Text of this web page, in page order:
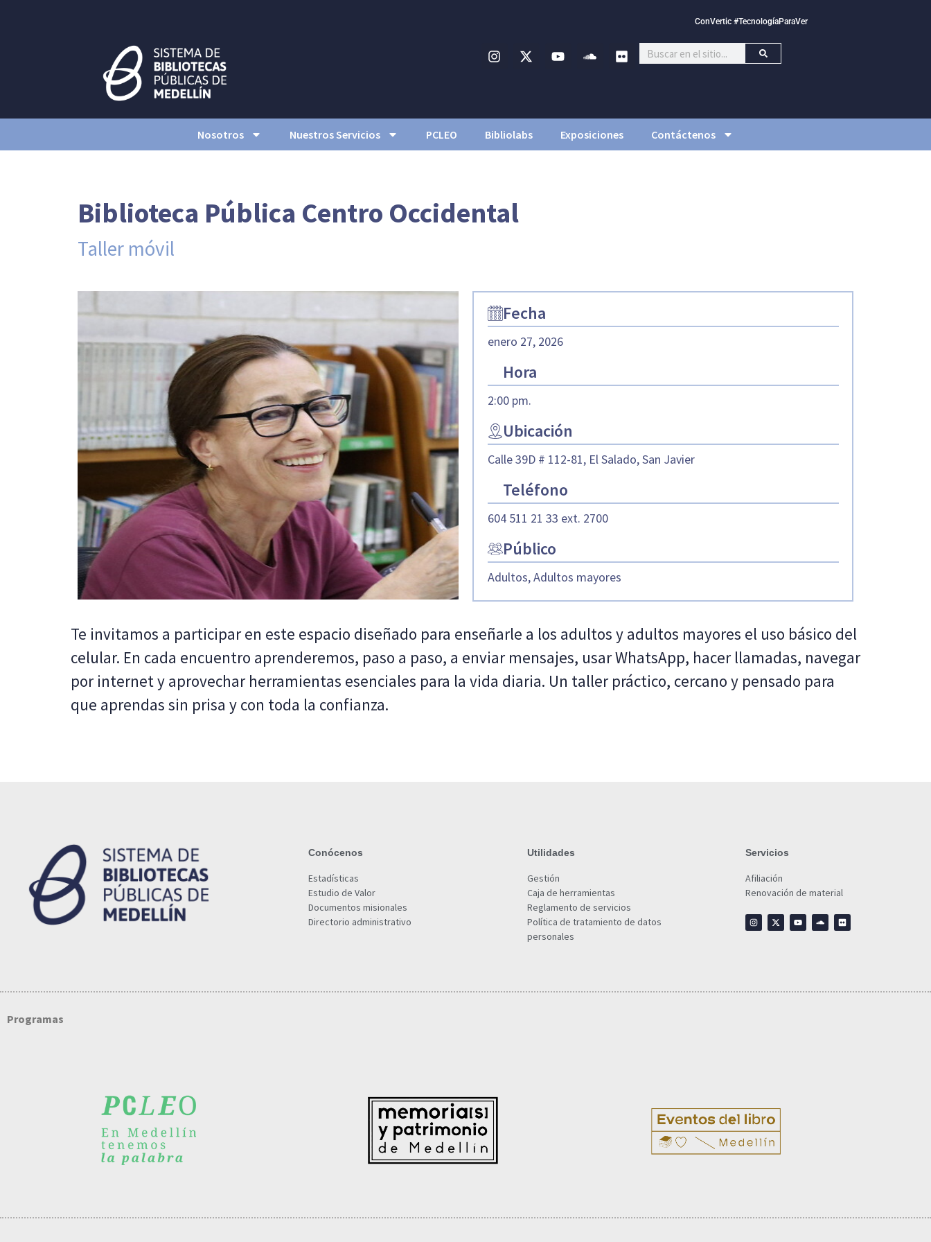
ConVertic #TecnologíaParaVer
Nosotros Nuestros Servicios PCLEO Bibliolabs Exposiciones Contáctenos
Biblioteca Pública Centro Occidental
Taller móvil
Fecha
enero 27, 2026
Hora
2:00 pm.
Ubicación
Calle 39D # 112-81, El Salado, San Javier
Teléfono
604 511 21 33 ext. 2700
Público
Adultos, Adultos mayores
Te invitamos a participar en este espacio diseñado para enseñarle a los adultos y adultos mayores el uso básico del
celular. En cada encuentro aprenderemos, paso a paso, a enviar mensajes, usar WhatsApp, hacer llamadas, navegar
por internet y aprovechar herramientas esenciales para la vida diaria. Un taller práctico, cercano y pensado para
que aprendas sin prisa y con toda la confianza.
Conócenos
Estadísticas
Estudio de Valor
Documentos misionales
Directorio administrativo
Utilidades
Gestión
Caja de herramientas
Reglamento de servicios
Política de tratamiento de datos
personales
Servicios
Afiliación
Renovación de material
Programas